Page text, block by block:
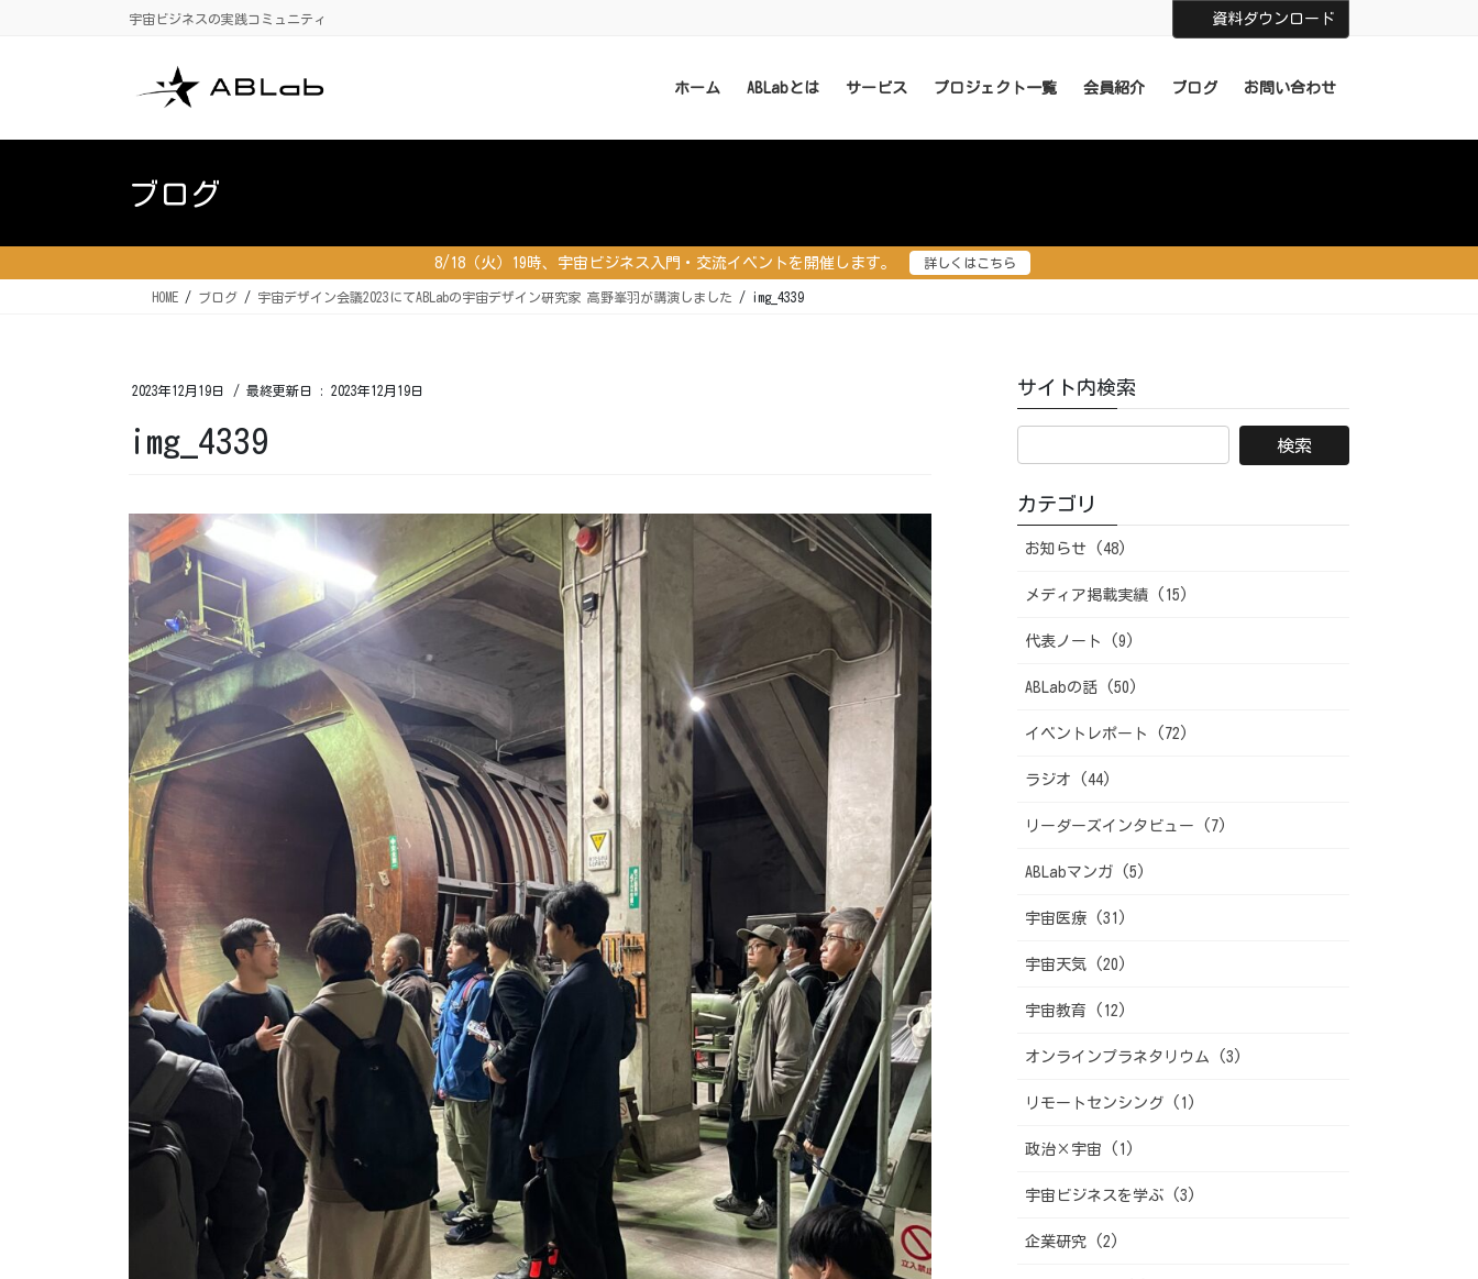
に
ョ
動
宇宙ビジネスの実践コミュニティ 資料ダウンロード
ホーム ABLabとは サービス プロジェクト一覧 会員紹介 ブログ お問い合わせ
ブログ
8/18（火）19時、宇宙ビジネス入門・交流イベントを開催します。 詳しくはこちら
HOME ブログ 宇宙デザイン会議2023にてABLabの宇宙デザイン研究家 高野峯羽が講演しました img_4339
2023年12月19日 / 最終更新日 : 2023年12月19日
img_4339
サイト内検索
カテゴリ
お知らせ (48)
メディア掲載実績 (15)
代表ノート (9)
ABLabの話 (50)
イベントレポート (72)
ラジオ (44)
リーダーズインタビュー (7)
ABLabマンガ (5)
宇宙医療 (31)
宇宙天気 (20)
宇宙教育 (12)
オンラインプラネタリウム (3)
リモートセンシング (1)
政治×宇宙 (1)
宇宙ビジネスを学ぶ (3)
企業研究 (2)